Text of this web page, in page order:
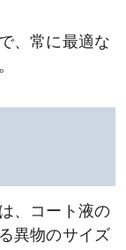
、常に最適な
、コート液の
異物のサイズ